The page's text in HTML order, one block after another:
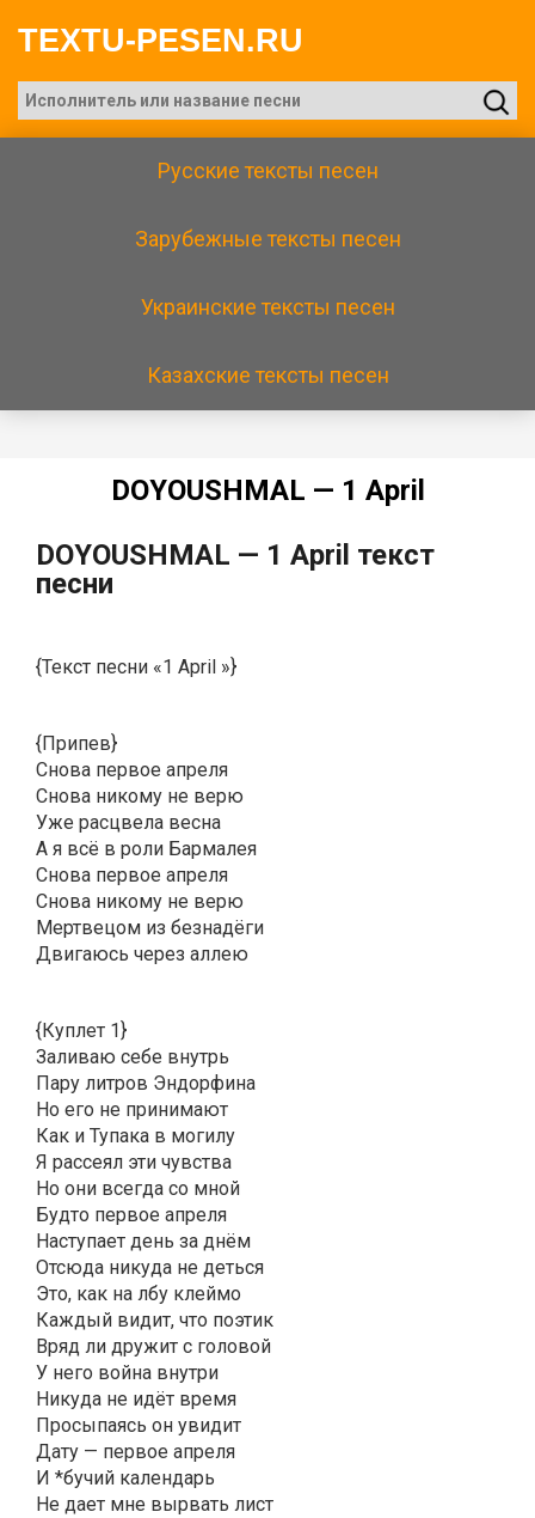
TEXTU-PESEN.RU
Русские тексты песен
Зарубежные тексты песен
Украинские тексты песен
Казахские тексты песен
DОYОUSНМАL — 1 Арril
DОYОUSНМАL — 1 Арril текст
песни
{Текст песни «1 April »}
{Припев}
Снова первое апреля
Снова никому не верю
Уже расцвела весна
А я всё в роли Бармалея
Снова первое апреля
Снова никому не верю
Мертвецом из безнадёги
Двигаюсь через аллею
{Куплет 1}
Заливаю себе внутрь
Пару литров Эндорфина
Но его не принимают
Как и Тупака в могилу
Я рассеял эти чувства
Но они всегда со мной
Будто первое апреля
Наступает день за днём
Отсюда никуда не деться
Это, как на лбу клеймо
Каждый видит, что поэтик
Вряд ли дружит с головой
У него война внутри
Никуда не идёт время
Просыпаясь он увидит
Дату — первое апреля
И *бучий календарь
Не дает мне вырвать лист